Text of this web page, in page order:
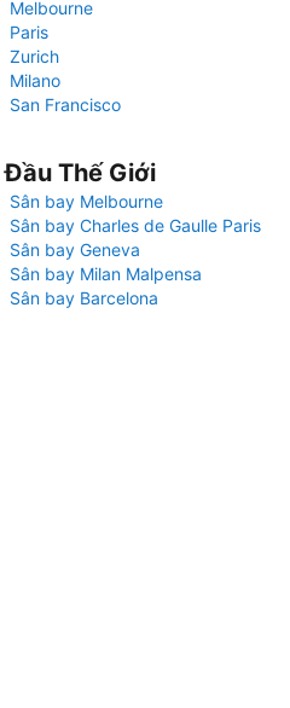
Melbourne
Paris
Zurich
Milano
San Francisco
Thế Giới
Sân bay Melbourne
Sân bay Charles de Gaulle Paris
Sân bay Geneva
Sân bay Milan Malpensa
Sân bay Barcelona